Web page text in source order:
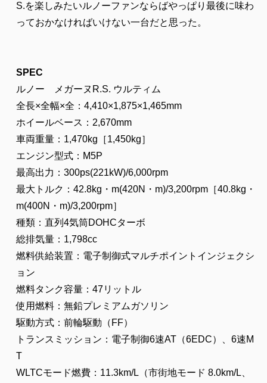
S.を楽しみたいルノーファンならばやっぱり最後に味わ
っておかなければいけない一台だと思った。
SPEC
ルノー メガーヌR.S. ウルティム
全長×全幅×全：4,410×1,875×1,465mm
ホイールベース：2,670mm
車両重量：1,470kg［1,450kg］
エンジン型式： M5P
最高出力：300ps(221kW)/6,000rpm
最大トルク：42.8kg・m(420N・m)/3,200rpm［40.8kg・
m(400N・m)/3,200rpm］
種類：直列4気筒DOHCターボ
総排気量：1,798cc
燃料供給装置：電子制御式マルチポイントインジェクシ
ョン
燃料タンク容量：47リットル
使用燃料：無鉛プレミアムガソリン
駆動方式：前輪駆動（FF）
トランスミッション：電子制御6速AT（6EDC）、6速M
T
WLTCモード燃費：11.3km/L（市街地モード 8.0km/L、